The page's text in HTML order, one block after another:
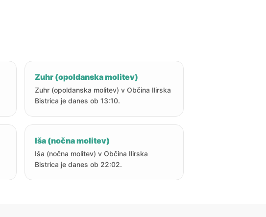
Zuhr (opoldanska molitev)
Zuhr (opoldanska molitev) v Občina Ilirska
Bistrica je danes ob 13:10.
Iša (nočna molitev)
Iša (nočna molitev) v Občina Ilirska
Bistrica je danes ob 22:02.